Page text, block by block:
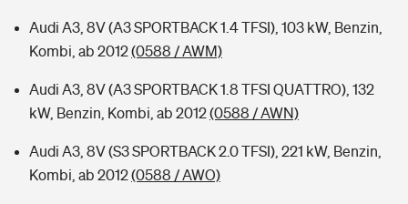
Audi A3, 8V (A3 SPORTBACK 1.4 TFSI), 103 kW, Benzin,
Kombi, ab 2012(0588 / AWM)
Audi A3, 8V (A3 SPORTBACK 1.8 TFSI QUATTRO), 132
kW, Benzin, Kombi, ab 2012(0588 / AWN)
Audi A3, 8V (S3 SPORTBACK 2.0 TFSI), 221 kW, Benzin,
Kombi, ab 2012(0588 / AWO)